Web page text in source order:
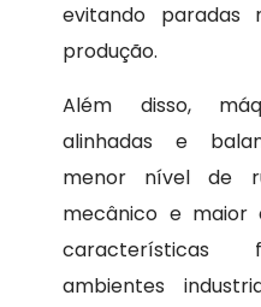
evitando paradas
produção.
Além disso,
alinhadas e
menor nível de
mecânico e maior
características
ambientes